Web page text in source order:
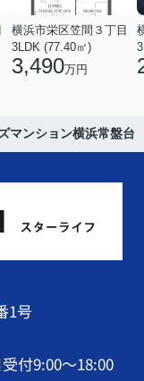
横浜市栄区笠間３丁目
3LDK (77.40㎡)
3,490万円
マンション横浜常盤台
1号
付9:00～18:00